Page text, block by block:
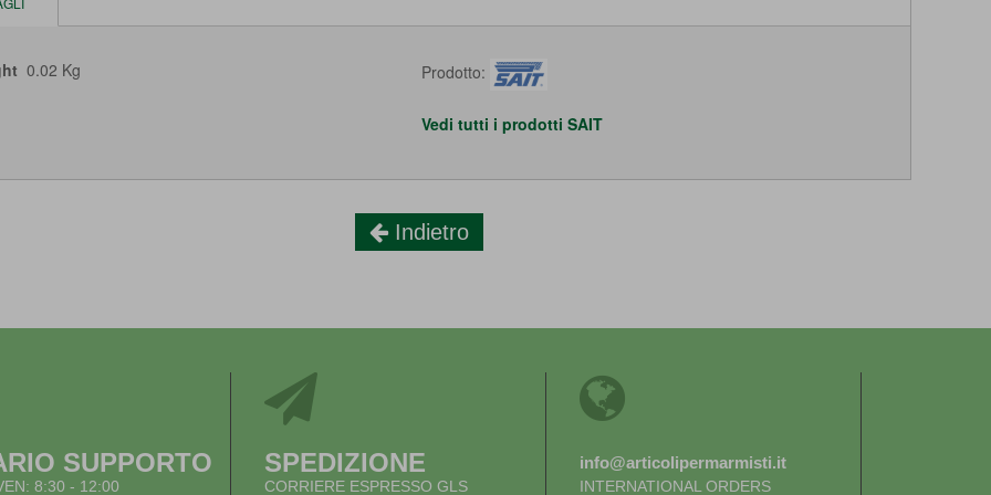
0.02 Kg Prodotto:
Vedi tutti i prodotti SAIT
Indietro
SUPPORTO
8:30 - 12:00
SPEDIZIONE
CORRIERE ESPRESSO GLS
info@articolipermarmisti.it
INTERNATIONAL ORDERS